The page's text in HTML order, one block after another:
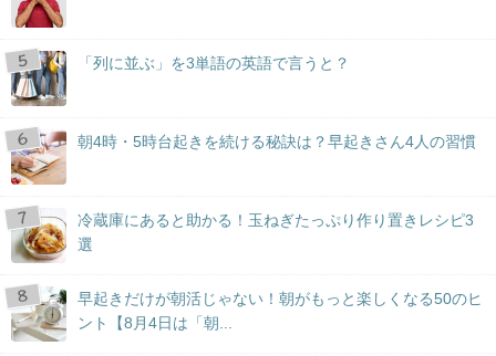
「列に並ぶ」を3単語の英語で言うと？
朝4時・5時台起きを続ける秘訣は？早起きさん4人の習慣
冷蔵庫にあると助かる！玉ねぎたっぷり作り置きレシピ3
選
早起きだけが朝活じゃない！朝がもっと楽しくなる50のヒ
ント【8月4日は「朝...